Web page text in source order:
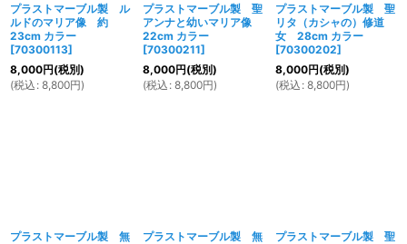
プラストマーブル製 ル
ルドのマリア像 約
23cm カラー
[70300113]
8,000円(税別)
(税込 : 8,800円)
プラストマーブル製 聖
アンナと幼いマリア像
22cm カラー
[70300211]
8,000円(税別)
(税込 : 8,800円)
プラストマーブル製 聖
リタ（カシャの）修道
女 28cm カラー
[70300202]
8,000円(税別)
(税込 : 8,800円)
プラストマーブル製 無
プラストマーブル製 無
プラストマーブル製 聖